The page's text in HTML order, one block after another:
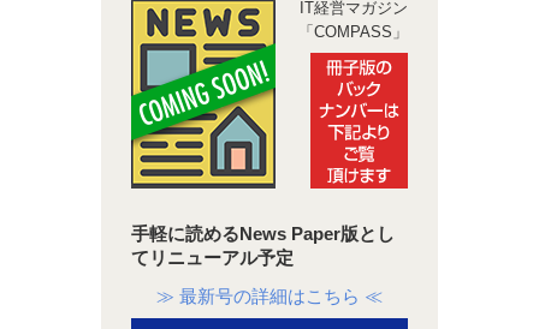
IT経営マガジン
「COMPASS」
手軽に読めるNews Paper版とし
てリニューアル予定
≫ 最新号の詳細はこちら ≪